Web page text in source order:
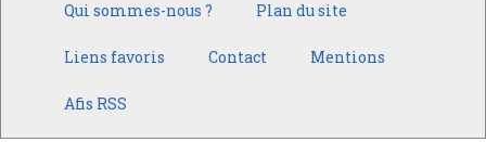
Qui sommes-nous ? Plan du site
Liens favoris Contact Mentions
Afis RSS